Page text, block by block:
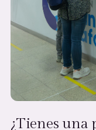
¿Tienes una